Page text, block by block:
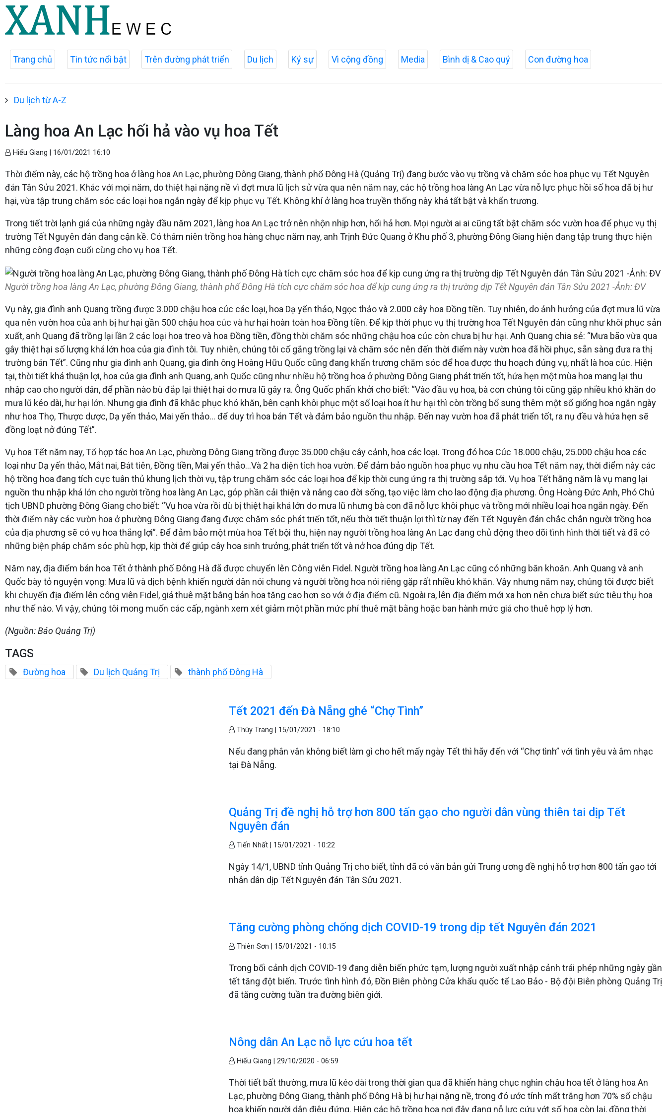
Trang chủ Tin tức nổi bật Trên đường phát triển Du lịch Ký sự Vì cộng đồng Media Bình dị & Cao quý Con đường hoa
Du lịch từ A-Z
Làng hoa An Lạc hối hả vào vụ hoa Tết
Hiếu Giang | 16/01/2021 16:10
Thời điểm này, các hộ trồng hoa ở làng hoa An Lạc, phường Đông Giang, thành phố Đông Hà (Quảng Trị) đang bước vào vụ trồng và chăm sóc hoa phục vụ Tết Nguyên
đán Tân Sửu 2021. Khác với mọi năm, do thiệt hại nặng nề vì đợt mưa lũ lịch sử vừa qua nên năm nay, các hộ trồng hoa làng An Lạc vừa nỗ lực phục hồi số hoa đã bị hư
hại, vừa tập trung chăm sóc các loại hoa ngắn ngày để kịp phục vụ Tết. Không khí ở làng hoa truyền thống này khá tất bật và khẩn trương.
Trong tiết trời lạnh giá của những ngày đầu năm 2021, làng hoa An Lạc trở nên nhộn nhịp hơn, hối hả hơn. Mọi người ai ai cũng tất bật chăm sóc vườn hoa để phục vụ thị
trường Tết Nguyên đán đang cận kề. Có thâm niên trồng hoa hàng chục năm nay, anh Trịnh Đức Quang ở Khu phố 3, phường Đông Giang hiện đang tập trung thực hiện
những công đoạn cuối cùng cho vụ hoa Tết.
Người trồng hoa làng An Lạc, phường Đông Giang, thành phố Đông Hà tích cực chăm sóc hoa để kịp cung ứng ra thị trường dịp Tết Nguyên đán Tân Sửu 2021 -Ảnh: ĐV​
Vụ này, gia đình anh Quang trồng được 3.000 chậu hoa cúc các loại, hoa Dạ yến thảo, Ngọc thảo và 2.000 cây hoa Đồng tiền. Tuy nhiên, do ảnh hưởng của đợt mưa lũ vừa
qua nên vườn hoa của anh bị hư hại gần 500 chậu hoa cúc và hư hại hoàn toàn hoa Đồng tiền. Để kịp thời phục vụ thị trường hoa Tết Nguyên đán cũng như khôi phục sản
xuất, anh Quang đã trồng lại lần 2 các loại hoa treo và hoa Đồng tiền, đồng thời chăm sóc những chậu hoa cúc còn chưa bị hư hại. Anh Quang chia sẻ: “Mưa bão vừa qua
gây thiệt hại số lượng khá lớn hoa của gia đình tôi. Tuy nhiên, chúng tôi cố gắng trồng lại và chăm sóc nên đến thời điểm này vườn hoa đã hồi phục, sẵn sàng đưa ra thị
trường bán Tết”. Cũng như gia đình anh Quang, gia đình ông Hoàng Hữu Quốc cũng đang khẩn trương chăm sóc để hoa được thu hoạch đúng vụ, nhất là hoa cúc. Hiện
tại, thời tiết khá thuận lợi, hoa của gia đình anh Quang, anh Quốc cũng như nhiều hộ trồng hoa ở phường Đông Giang phát triển tốt, hứa hẹn một mùa hoa mang lại thu
nhập cao cho người dân, để phần nào bù đắp lại thiệt hại do mưa lũ gây ra. Ông Quốc phấn khởi cho biết: “Vào đầu vụ hoa, bà con chúng tôi cũng gặp nhiều khó khăn do
mưa lũ kéo dài, hư hại lớn. Nhưng gia đình đã khắc phục khó khăn, bên cạnh khôi phục một số loại hoa ít hư hại thì còn trồng bổ sung thêm một số giống hoa ngắn ngày
như hoa Thọ, Thược dược, Dạ yến thảo, Mai yến thảo… để duy trì hoa bán Tết và đảm bảo nguồn thu nhập. Đến nay vườn hoa đã phát triển tốt, ra nụ đều và hứa hẹn sẽ
đồng loạt nở đúng Tết”.
Vụ hoa Tết năm nay, Tổ hợp tác hoa An Lạc, phường Đông Giang trồng được 35.000 chậu cây cảnh, hoa các loại. Trong đó hoa Cúc 18.000 chậu, 25.000 chậu hoa các
loại như Dạ yến thảo, Mắt nai, Bát tiên, Đồng tiền, Mai yến thảo…Và 2 ha diện tích hoa vườn. Để đảm bảo nguồn hoa phục vụ nhu cầu hoa Tết năm nay, thời điểm này các
hộ trồng hoa đang tích cực tuân thủ khung lịch thời vụ, tập trung chăm sóc các loại hoa để kịp thời cung ứng ra thị trường sắp tới. Vụ hoa Tết hằng năm là vụ mang lại
nguồn thu nhập khá lớn cho người trồng hoa làng An Lạc, góp phần cải thiện và nâng cao đời sống, tạo việc làm cho lao động địa phương. Ông Hoàng Đức Anh, Phó Chủ
tịch UBND phường Đông Giang cho biết: “Vụ hoa vừa rồi dù bị thiệt hại khá lớn do mưa lũ nhưng bà con đã nỗ lực khôi phục và trồng mới nhiều loại hoa ngắn ngày. Đến
thời điểm này các vườn hoa ở phường Đông Giang đang được chăm sóc phát triển tốt, nếu thời tiết thuận lợi thì từ nay đến Tết Nguyên đán chắc chắn người trồng hoa
của địa phương sẽ có vụ hoa thắng lợi”. Để đảm bảo một mùa hoa Tết bội thu, hiện nay người trồng hoa làng An Lạc đang chủ động theo dõi tình hình thời tiết và đã có
những biện pháp chăm sóc phù hợp, kịp thời để giúp cây hoa sinh trưởng, phát triển tốt và nở hoa đúng dịp Tết.
Năm nay, địa điểm bán hoa Tết ở thành phố Đông Hà đã được chuyển lên Công viên Fidel. Người trồng hoa làng An Lạc cũng có những băn khoăn. Anh Quang và anh
Quốc bày tỏ nguyện vọng: Mưa lũ và dịch bệnh khiến người dân nói chung và người trồng hoa nói riêng gặp rất nhiều khó khăn. Vậy nhưng năm nay, chúng tôi được biết
khi chuyển địa điểm lên công viên Fidel, giá thuê mặt bằng bán hoa tăng cao hơn so với ở địa điểm cũ. Ngoài ra, lên địa điểm mới xa hơn nên chưa biết sức tiêu thụ hoa
như thế nào. Vì vậy, chúng tôi mong muốn các cấp, ngành xem xét giảm một phần mức phí thuê mặt bằng hoặc ban hành mức giá cho thuê hợp lý hơn.
(Nguồn: Báo Quảng Trị)
TAGS
Đường hoa Du lịch Quảng Trị thành phố Đông Hà
Tết 2021 đến Đà Nẵng ghé “Chợ Tình”
Thùy Trang | 15/01/2021 - 18:10
Nếu đang phân vân không biết làm gì cho hết mấy ngày Tết thì hãy đến với “Chợ tình” với tình yêu và âm nhạc
tại Đà Nẵng.
Quảng Trị đề nghị hỗ trợ hơn 800 tấn gạo cho người dân vùng thiên tai dịp Tết
Nguyên đán
Tiến Nhất | 15/01/2021 - 10:22
Ngày 14/1, UBND tỉnh Quảng Trị cho biết, tỉnh đã có văn bản gửi Trung ương đề nghị hỗ trợ hơn 800 tấn gạo tới
nhân dân dịp Tết Nguyên đán Tân Sửu 2021.
Tăng cường phòng chống dịch COVID-19 trong dịp tết Nguyên đán 2021
Thiên Sơn | 15/01/2021 - 10:15
Trong bối cảnh dịch COVID-19 đang diễn biến phức tạm, lượng người xuất nhập cảnh trái phép những ngày gần
tết tăng đột biến. Trước tình hình đó, Đồn Biên phòng Cửa khẩu quốc tế Lao Bảo - Bộ đội Biên phòng Quảng Trị
đã tăng cường tuần tra đường biên giới.
Nông dân An Lạc nỗ lực cứu hoa tết
Hiếu Giang |29/10/2020 - 06:59
Thời tiết bất thường, mưa lũ kéo dài trong thời gian qua đã khiến hàng chục nghìn chậu hoa tết ở làng hoa An
Lạc, phường Đông Giang, thành phố Đông Hà bị hư hại nặng nề, trong đó ước tính mất trắng hơn 70% số chậu
hoa khiến người dân điêu đứng. Hiện các hộ trồng hoa nơi đây đang nỗ lực cứu vớt số hoa còn lại, đồng thời